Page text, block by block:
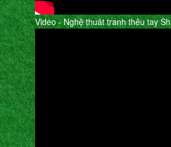
Video - Nghệ thuât tranh thêu tay Sh